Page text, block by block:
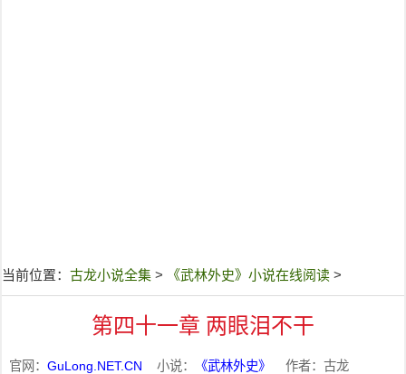
当前位置： 古龙小说全集 > 《武林外史》小说在线阅读 >
第四十一章 两眼泪不干
官网： GuLong.NET.CN 小说： 《武林外史》 作者：古龙